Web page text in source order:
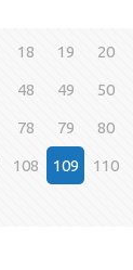
18 19 20
48 49 50
78 79 80
108 109 110